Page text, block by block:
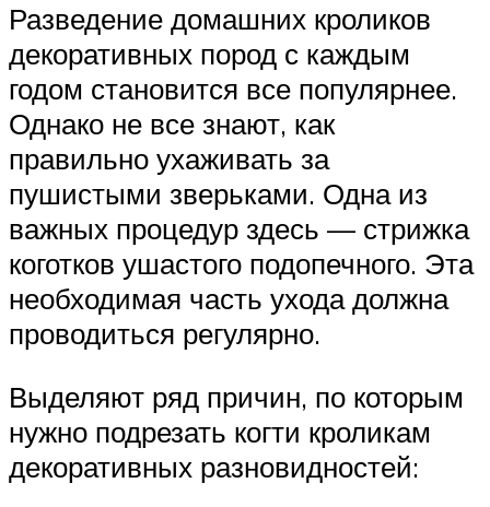
Разведение домашних кроликов
декоративных пород с каждым
годом становится все популярнее.
Однако не все знают, как
правильно ухаживать за
пушистыми зверьками. Одна из
важных процедур здесь — стрижка
коготков ушастого подопечного. Эта
необходимая часть ухода должна
проводиться регулярно.
Выделяют ряд причин, по которым
нужно подрезать когти кроликам
декоративных разновидностей: